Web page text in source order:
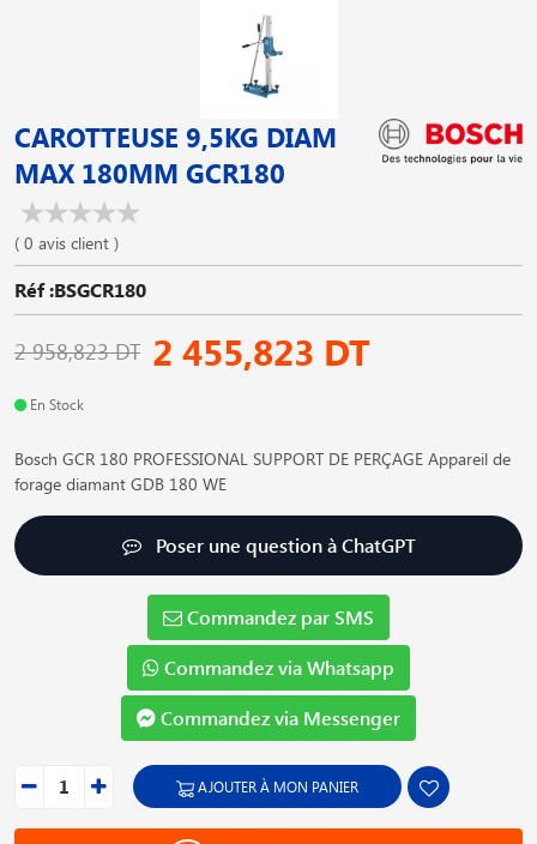
CAROTTEUSE 9,5KG DIAM
MAX 180MM GCR180
( 0 avis client )
Réf :BSGCR180
2 958,823 DT 2 455,823 DT
En Stock
Bosch GCR 180 PROFESSIONAL SUPPORT DE PERÇAGE Appareil de
forage diamant GDB 180 WE
Poser une question à ChatGPT
Commandez par SMS
Commandez via Whatsapp
Commandez via Messenger
AJOUTER À MON PANIER